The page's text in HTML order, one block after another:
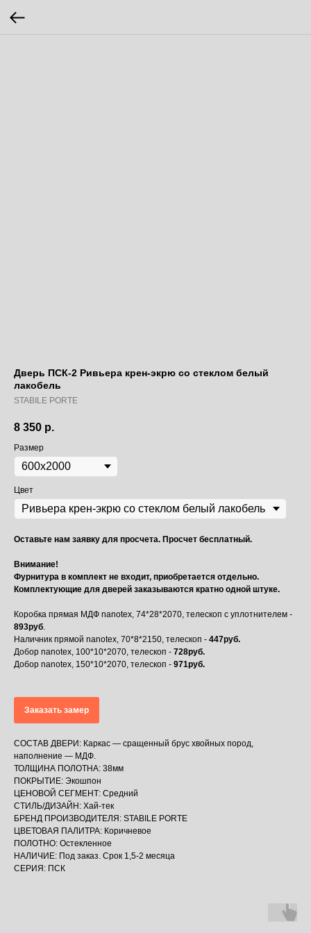
Дверь ПСК-2 Ривьера крен-экрю со стеклом белый
лакобель
STABILE PORTE
8 350 р.
Размер
Цвет
Оставьте нам заявку для просчета. Просчет бесплатный.
Внимание!
Фурнитура в комплект не входит, приобретается отдельно.
Комплектующие для дверей заказываются кратно одной штуке.
Коробка прямая МДФ nanotex, 74*28*2070, телескоп с уплотнителем -
893руб.
Наличник прямой nanotex, 70*8*2150, телескоп - 447руб.
Добор nanotex, 100*10*2070, телескоп - 728руб.
Добор nanotex, 150*10*2070, телескоп - 971руб.
Заказать замер
СОСТАВ ДВЕРИ: Каркас — сращенный брус хвойных пород,
наполнение — МДФ.
ТОЛЩИНА ПОЛОТНА: 38мм
ПОКРЫТИЕ: Экошпон
ЦЕНОВОЙ СЕГМЕНТ: Средний
СТИЛЬ/ДИЗАЙН: Хай-тек
БРЕНД ПРОИЗВОДИТЕЛЯ: STABILE PORTE
ЦВЕТОВАЯ ПАЛИТРА: Коричневое
ПОЛОТНО: Остекленное
НАЛИЧИЕ: Под заказ. Срок 1,5-2 месяца
СЕРИЯ: ПСК